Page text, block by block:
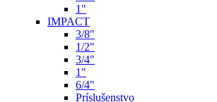
1"
IMPACT
3/8"
1/2"
3/4"
1"
6/4"
Príslušenstvo